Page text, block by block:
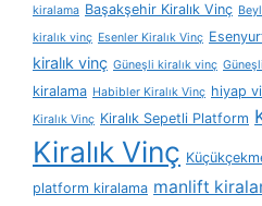
kiralama Başakşehir Kiralık Vinç
kiralık vinç Esenler Kiralık Vinç
kiralık vinç Güneşli kiralık vinç
kiralama Habibler Kiralık Vinç hiyap
Kiralık Vinç Kiralık Sepetli Platform
Kiralık Vinç
platform kiralama manlift